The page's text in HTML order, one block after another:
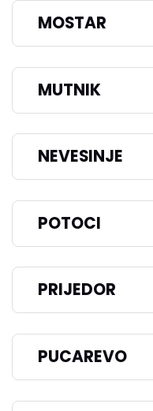
MOSTAR
MUTNIK
NEVESINJE
POTOCI
PRIJEDOR
PUCAREVO